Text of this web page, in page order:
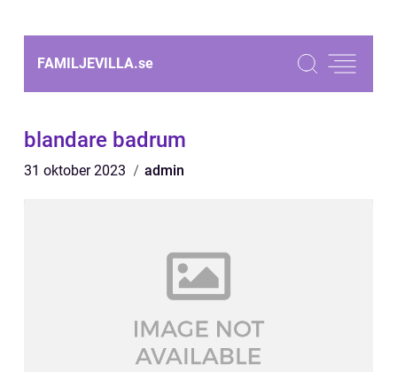
FAMILJEVILLA.se
blandare badrum
31 oktober 2023 admin